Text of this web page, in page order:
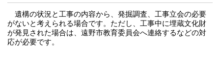
遺構の状況と工事の内容から、発掘調査、工事立会の必要
がないと考えられる場合です。ただし、工事中に埋蔵文化財
が発見された場合は、遠野市教育委員会へ連絡するなどの対
応が必要です。